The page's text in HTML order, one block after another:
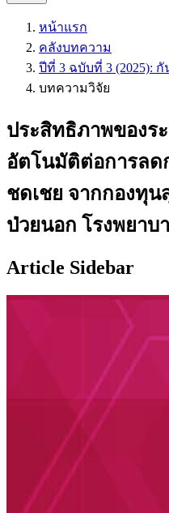
หน้าแรก
คลังบทความ
ปีที่ 3 ฉบับที่ 3 (2025):
บทความวิจัย
ประสิทธิภาพของร
อัตโนมัติต่อการลด
ชดเชย จากกองทุ
ป่วยนอก โรงพยา
Article Sidebar